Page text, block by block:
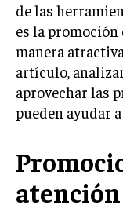
LIFESTYLE
MARKETING
AGENCIAS
de las
es la
manera
artículo,
aprovechar las
pueden ayudar
atención